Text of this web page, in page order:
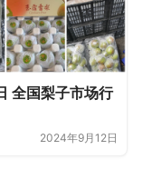
全国梨子市场行
2024年9月12日